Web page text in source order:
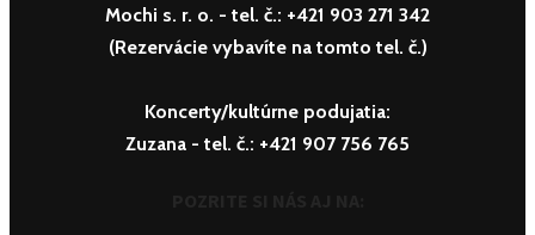
Mochi s. r. o. - tel. č.: +421 903 271 342
(Rezervácie vybavíte na tomto tel. č.)
Koncerty/kultúrne podujatia:
Zuzana - tel. č.: +421 907 756 765